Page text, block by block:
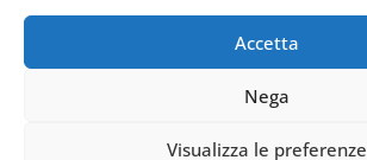
Accetta
Nega
Visualizza le preferenze
i diritti riservati.